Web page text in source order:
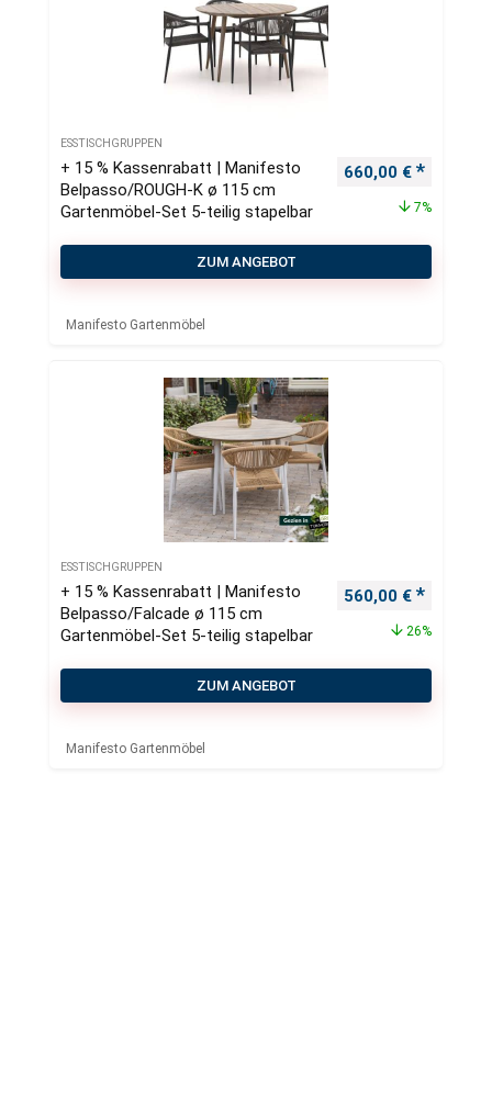
ESSTISCHGRUPPEN
+ 15 % Kassenrabatt | Manifesto
Belpasso/ROUGH-K ø 115 cm
Gartenmöbel-Set 5-teilig stapelbar
Ursprünglicher
660,00 €
7%
ZUM ANGEBOT
Manifesto Gartenmöbel
ESSTISCHGRUPPEN
+ 15 % Kassenrabatt | Manifesto
Belpasso/Falcade ø 115 cm
Gartenmöbel-Set 5-teilig stapelbar
Ursprünglicher
560,00 €
26%
ZUM ANGEBOT
Manifesto Gartenmöbel